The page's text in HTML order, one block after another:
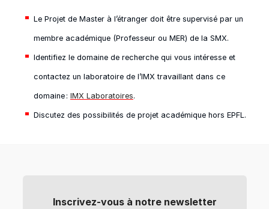
Le Projet de Master à l’étranger doit être supervisé par un
membre académique (Professeur ou MER) de la SMX.
Identifiez le domaine de recherche qui vous intéresse et
contactez un laboratoire de l’IMX travaillant dans ce
domaine : IMX Laboratoires.
Discutez des possibilités de projet académique hors EPFL.
Inscrivez-vous à notre newsletter